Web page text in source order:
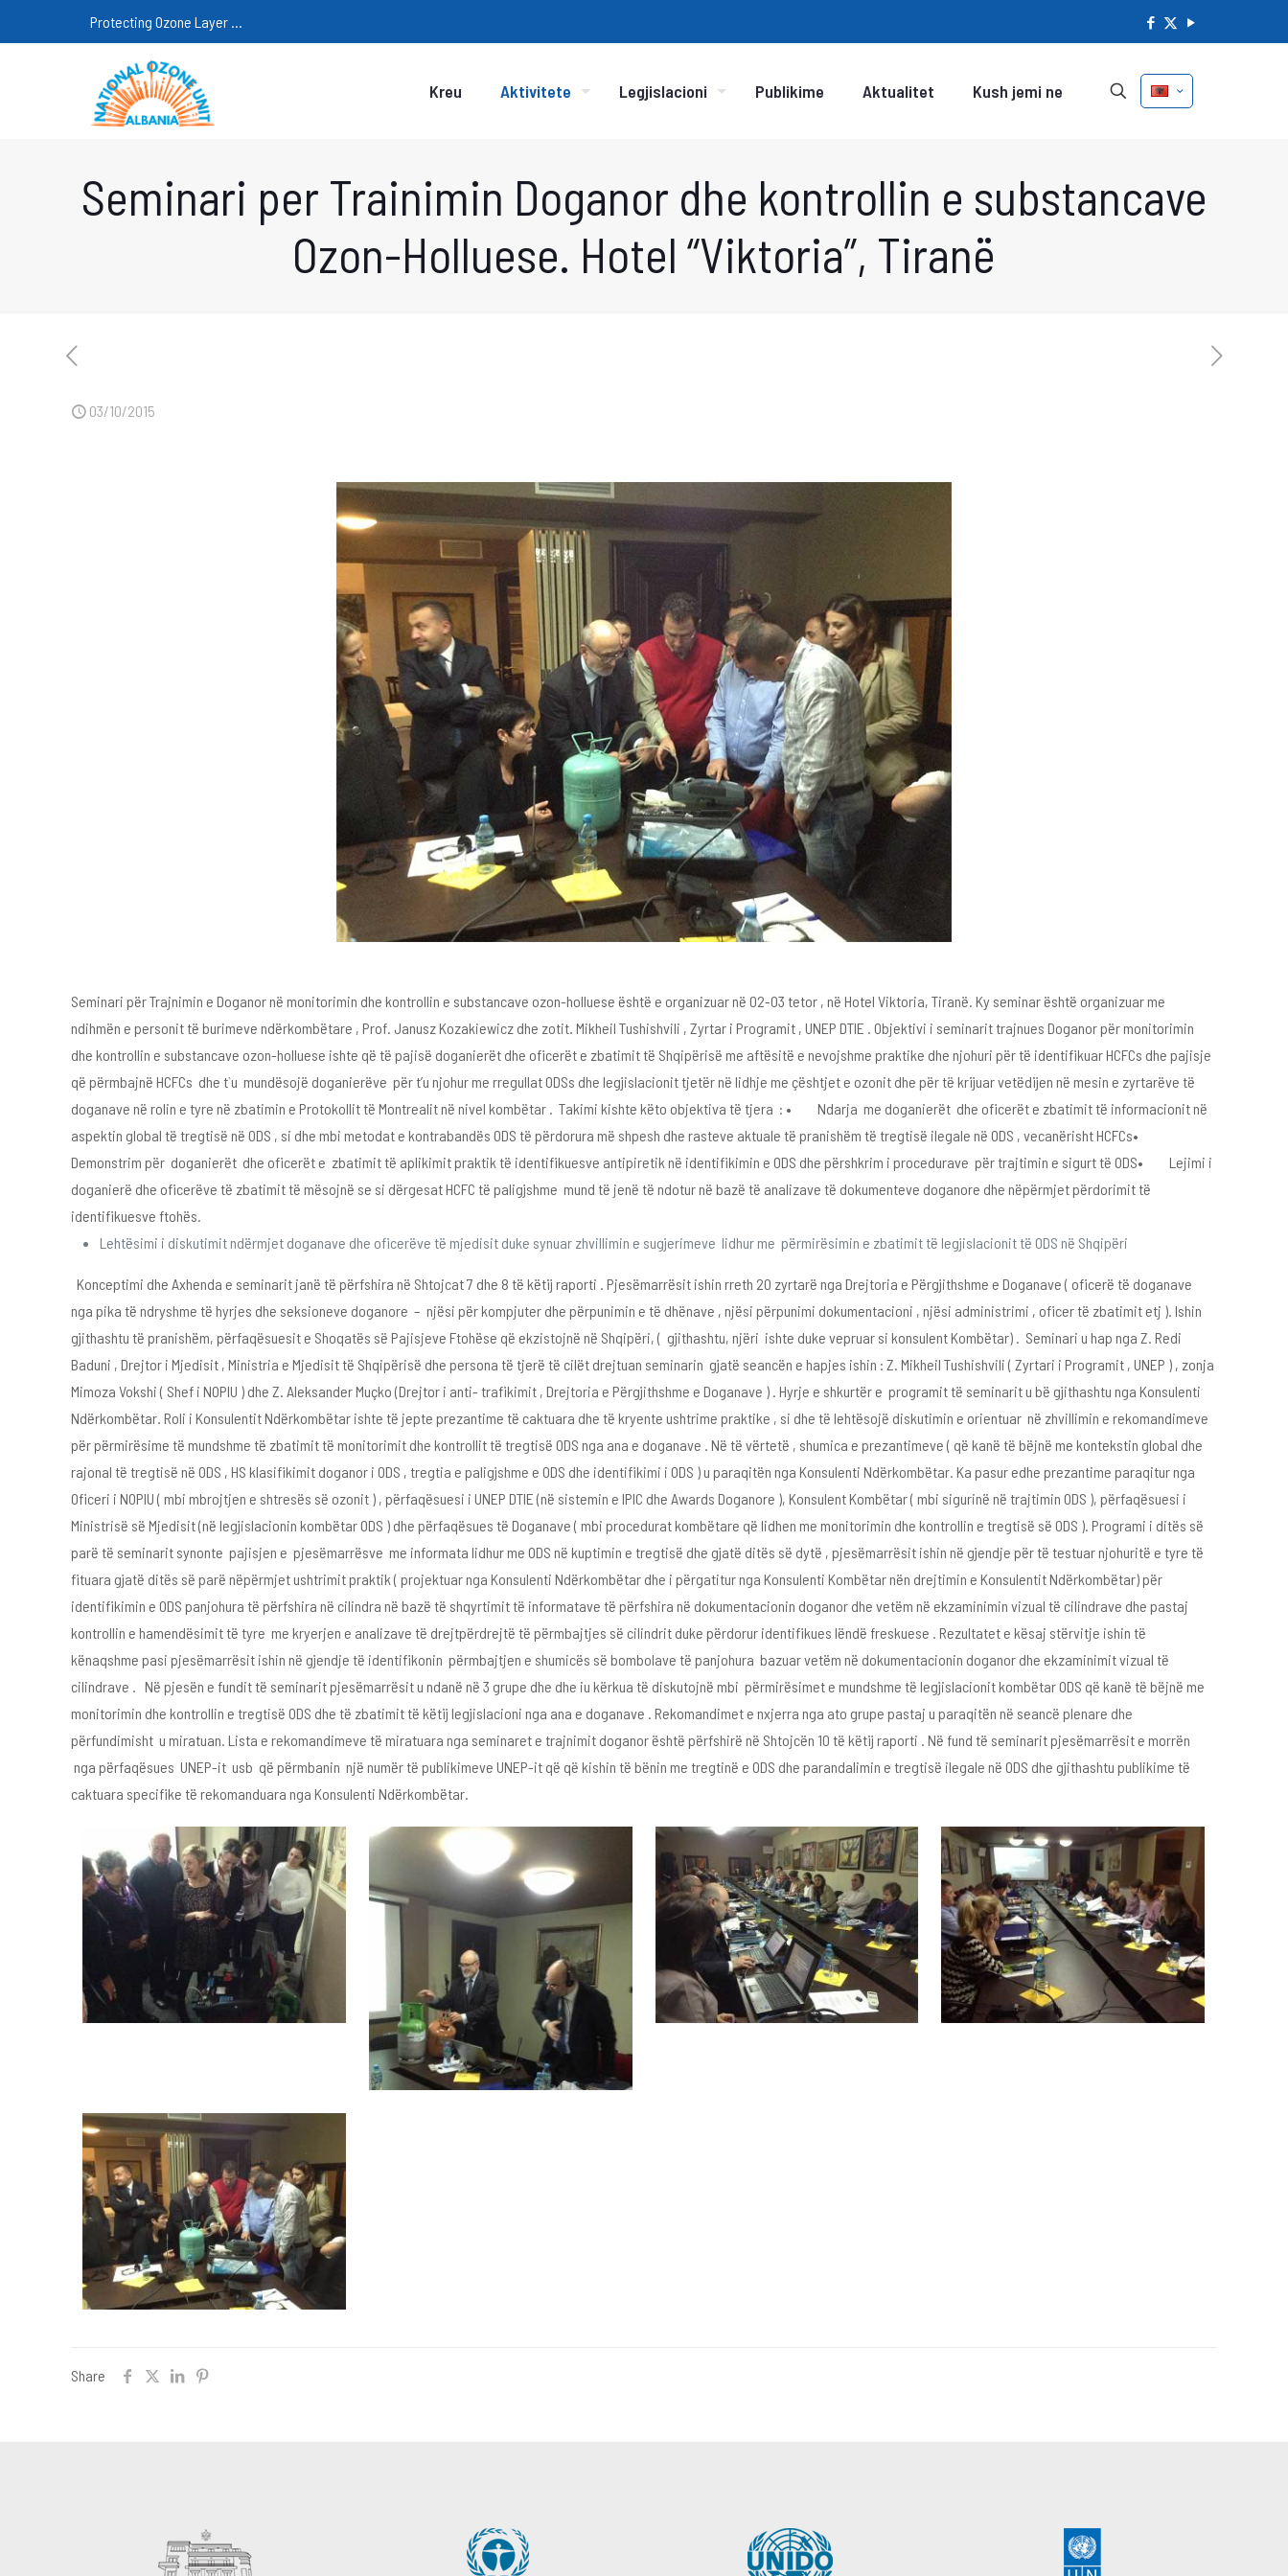
Protecting Ozone Layer ...
Kreu Aktivitete Legjislacioni Publikime Aktualitet Kush jemi ne
Seminari per Trainimin Doganor dhe kontrollin e substancave
Ozon-Holluese. Hotel “Viktoria”, Tiranë
03/10/2015
Seminari për Trajnimin e Doganor në monitorimin dhe kontrollin e substancave ozon-holluese është e organizuar në 02-03 tetor , në Hotel Viktoria, Tiranë. Ky seminar është organizuar me
ndihmën e personit të burimeve ndërkombëtare , Prof. Janusz Kozakiewicz dhe zotit. Mikheil Tushishvili , Zyrtar i Programit , UNEP DTIE . Objektivi i seminarit trajnues Doganor për monitorimin
dhe kontrollin e substancave ozon-holluese ishte që të pajisë doganierët dhe oficerët e zbatimit të Shqipërisë me aftësitë e nevojshme praktike dhe njohuri për të identifikuar HCFCs dhe pajisje
që përmbajnë HCFCs dhe t`u mundësojë doganierëve për t’u njohur me rregullat ODSs dhe legjislacionit tjetër në lidhje me çështjet e ozonit dhe për të krijuar vetëdijen në mesin e zyrtarëve të
doganave në rolin e tyre në zbatimin e Protokollit të Montrealit në nivel kombëtar . Takimi kishte këto objektiva të tjera : • Ndarja me doganierët dhe oficerët e zbatimit të informacionit në
aspektin global të tregtisë në ODS , si dhe mbi metodat e kontrabandës ODS të përdorura më shpesh dhe rasteve aktuale të pranishëm të tregtisë ilegale në ODS , vecanërisht HCFCs•
Demonstrim për doganierët dhe oficerët e zbatimit të aplikimit praktik të identifikuesve antipiretik në identifikimin e ODS dhe përshkrim i procedurave për trajtimin e sigurt të ODS• Lejimi i
doganierë dhe oficerëve të zbatimit të mësojnë se si dërgesat HCFC të paligjshme mund të jenë të ndotur në bazë të analizave të dokumenteve doganore dhe nëpërmjet përdorimit të
identifikuesve ftohës.
Lehtësimi i diskutimit ndërmjet doganave dhe oficerëve të mjedisit duke synuar zhvillimin e sugjerimeve lidhur me përmirësimin e zbatimit të legjislacionit të ODS në Shqipëri
Konceptimi dhe Axhenda e seminarit janë të përfshira në Shtojcat 7 dhe 8 të këtij raporti . Pjesëmarrësit ishin rreth 20 zyrtarë nga Drejtoria e Përgjithshme e Doganave ( oficerë të doganave
nga pika të ndryshme të hyrjes dhe seksioneve doganore – njësi për kompjuter dhe përpunimin e të dhënave , njësi përpunimi dokumentacioni , njësi administrimi , oficer të zbatimit etj ). Ishin
gjithashtu të pranishëm, përfaqësuesit e Shoqatës së Pajisjeve Ftohëse që ekzistojnë në Shqipëri, ( gjithashtu, njëri ishte duke vepruar si konsulent Kombëtar) . Seminari u hap nga Z. Redi
Baduni , Drejtor i Mjedisit , Ministria e Mjedisit të Shqipërisë dhe persona të tjerë të cilët drejtuan seminarin gjatë seancën e hapjes ishin : Z. Mikheil Tushishvili ( Zyrtari i Programit , UNEP ) , zonja
Mimoza Vokshi ( Shef i NOPIU ) dhe Z. Aleksander Muçko (Drejtor i anti- trafikimit , Drejtoria e Përgjithshme e Doganave ) . Hyrje e shkurtër e programit të seminarit u bë gjithashtu nga Konsulenti
Ndërkombëtar. Roli i Konsulentit Ndërkombëtar ishte të jepte prezantime të caktuara dhe të kryente ushtrime praktike , si dhe të lehtësojë diskutimin e orientuar në zhvillimin e rekomandimeve
për përmirësime të mundshme të zbatimit të monitorimit dhe kontrollit të tregtisë ODS nga ana e doganave . Në të vërtetë , shumica e prezantimeve ( që kanë të bëjnë me kontekstin global dhe
rajonal të tregtisë në ODS , HS klasifikimit doganor i ODS , tregtia e paligjshme e ODS dhe identifikimi i ODS ) u paraqitën nga Konsulenti Ndërkombëtar. Ka pasur edhe prezantime paraqitur nga
Oficeri i NOPIU ( mbi mbrojtjen e shtresës së ozonit ) , përfaqësuesi i UNEP DTIE (në sistemin e IPIC dhe Awards Doganore ), Konsulent Kombëtar ( mbi sigurinë në trajtimin ODS ), përfaqësuesi i
Ministrisë së Mjedisit (në legjislacionin kombëtar ODS ) dhe përfaqësues të Doganave ( mbi procedurat kombëtare që lidhen me monitorimin dhe kontrollin e tregtisë së ODS ). Programi i ditës së
parë të seminarit synonte pajisjen e pjesëmarrësve me informata lidhur me ODS në kuptimin e tregtisë dhe gjatë ditës së dytë , pjesëmarrësit ishin në gjendje për të testuar njohuritë e tyre të
fituara gjatë ditës së parë nëpërmjet ushtrimit praktik ( projektuar nga Konsulenti Ndërkombëtar dhe i përgatitur nga Konsulenti Kombëtar nën drejtimin e Konsulentit Ndërkombëtar) për
identifikimin e ODS panjohura të përfshira në cilindra në bazë të shqyrtimit të informatave të përfshira në dokumentacionin doganor dhe vetëm në ekzaminimin vizual të cilindrave dhe pastaj
kontrollin e hamendësimit të tyre me kryerjen e analizave të drejtpërdrejtë të përmbajtjes së cilindrit duke përdorur identifikues lëndë freskuese . Rezultatet e kësaj stërvitje ishin të
kënaqshme pasi pjesëmarrësit ishin në gjendje të identifikonin përmbajtjen e shumicës së bombolave ​​të panjohura bazuar vetëm në dokumentacionin doganor dhe ekzaminimit vizual të
cilindrave . Në pjesën e fundit të seminarit pjesëmarrësit u ndanë në 3 grupe dhe dhe iu kërkua të diskutojnë mbi përmirësimet e mundshme të legjislacionit kombëtar ODS që kanë të bëjnë me
monitorimin dhe kontrollin e tregtisë ODS dhe të zbatimit të këtij legjislacioni nga ana e doganave . Rekomandimet e nxjerra nga ato grupe pastaj u paraqitën në seancë plenare dhe
përfundimisht u miratuan. Lista e rekomandimeve të miratuara nga seminaret e trajnimit doganor është përfshirë në Shtojcën 10 të këtij raporti . Në fund të seminarit pjesëmarrësit e morrën
nga përfaqësues UNEP-it usb që përmbanin një numër të publikimeve UNEP-it që që kishin të bënin me tregtinë e ODS dhe parandalimin e tregtisë ilegale në ODS dhe gjithashtu publikime të
caktuara specifike të rekomanduara nga Konsulenti Ndërkombëtar.
Share